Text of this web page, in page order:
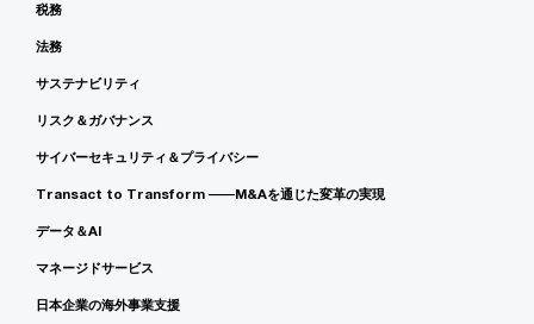
税務
法務
サステナビリティ
リスク＆ガバナンス
サイバーセキュリティ＆プライバシー
Transact to Transform ――M&Aを通じた変革の実現
データ＆AI
マネージドサービス
日本企業の海外事業支援